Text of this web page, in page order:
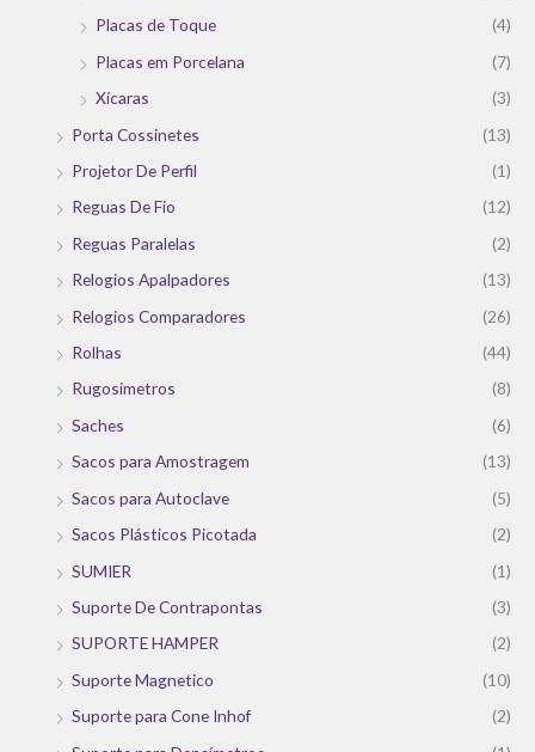
Placas de Toque
(4)
Placas em Porcelana
(7)
Xícaras
(3)
Porta Cossinetes
(13)
Projetor De Perfil
(1)
Reguas De Fio
(12)
Reguas Paralelas
(2)
Relogios Apalpadores
(13)
Relogios Comparadores
(26)
Rolhas
(44)
Rugosimetros
(8)
Saches
(6)
Sacos para Amostragem
(13)
Sacos para Autoclave
(5)
Sacos Plásticos Picotada
(2)
SUMIER
(1)
Suporte De Contrapontas
(3)
SUPORTE HAMPER
(2)
Suporte Magnetico
(10)
Suporte para Cone Inhof
(2)